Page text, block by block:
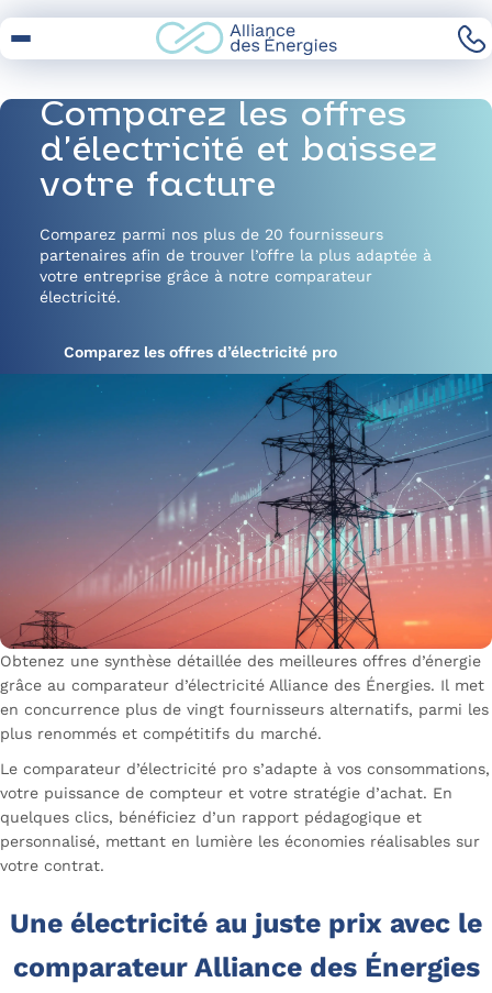
to
Comparez les offres
d’électricité et baissez
votre facture
Comparez parmi nos plus de 20 fournisseurs
partenaires afin de trouver l’offre la plus adaptée à
votre entreprise grâce à notre comparateur
électricité.
Comparez les offres d’électricité pro
Obtenez une synthèse détaillée des meilleures offres d’énergie
grâce au comparateur d’électricité Alliance des Énergies. Il met
en concurrence plus de vingt fournisseurs alternatifs, parmi les
plus renommés et compétitifs du marché.
Le comparateur d’électricité pro s’adapte à vos consommations,
votre puissance de compteur et votre stratégie d’achat. En
quelques clics, bénéficiez d’un rapport pédagogique et
personnalisé, mettant en lumière les économies réalisables sur
votre contrat.
Une électricité au juste prix avec le
comparateur Alliance des Énergies